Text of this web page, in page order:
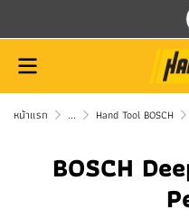
หน้าแรก ... Hand Tool BOSCH
BOSCH